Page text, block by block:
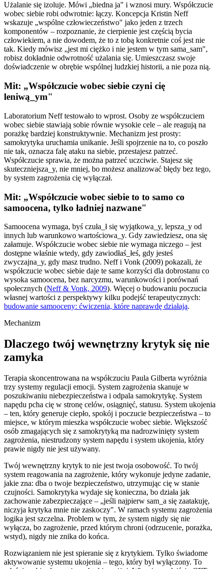
Użalanie się izoluje. Mówi „biedna ja" i wznosi mury. Współczucie
wobec siebie robi odwrotnie: łączy. Koncepcja Kristin Neff
wskazuje „wspólne człowieczeństwo" jako jeden z trzech
komponentów – rozpoznanie, że cierpienie jest częścią bycia
człowiekiem, a nie dowodem, że to z tobą konkretnie coś jest nie
tak. Kiedy mówisz „jest mi ciężko i nie jestem w tym sama_sam",
robisz dokładnie odwrotność użalania się. Umieszczasz swoje
doświadczenie w obrębie wspólnej ludzkiej historii, a nie poza nią.
Mit: „Współczucie wobec siebie czyni cię
leniwą_ym"
Laboratorium Neff testowało to wprost. Osoby ze współczuciem
wobec siebie stawiają sobie równie wysokie cele – ale reagują na
porażkę bardziej konstruktywnie. Mechanizm jest prosty:
samokrytyka uruchamia unikanie. Jeśli spojrzenie na to, co poszło
nie tak, oznacza falę ataku na siebie, przestajesz patrzeć.
Współczucie sprawia, że można patrzeć uczciwie. Stajesz się
skuteczniejsza_y, nie mniej, bo możesz analizować błędy bez tego,
by system zagrożenia cię wyłączał.
Mit: „Współczucie wobec siebie to to samo co
samoocena, tylko ładniej nazwane"
Samoocena wymaga, byś czuła_ł się wyjątkowa_y, lepsza_y od
innych lub warunkowo wartościowa_y. Gdy zawiedziesz, ona się
załamuje. Współczucie wobec siebie nie wymaga niczego – jest
dostępne właśnie wtedy, gdy zawiodłaś_łeś, gdy jesteś
zwyczajna_y, gdy masz trudno. Neff i Vonk (2009) pokazali, że
współczucie wobec siebie daje te same korzyści dla dobrostanu co
wysoka samoocena, bez narcyzmu, warunkowości i porównań
społecznych (Neff & Vonk, 2009). Więcej o budowaniu poczucia
własnej wartości z perspektywy kilku podejść terapeutycznych:
budowanie samooceny: ćwiczenia, które naprawdę działają.
Mechanizm
Dlaczego twój wewnętrzny krytyk się nie
zamyka
Terapia skoncentrowana na współczuciu Paula Gilberta wyróżnia
trzy systemy regulacji emocji. System zagrożenia skanuje w
poszukiwaniu niebezpieczeństwa i odpala samokrytykę. System
napędu pcha cię w stronę celów, osiągnięć, statusu. System ukojenia
– ten, który generuje ciepło, spokój i poczucie bezpieczeństwa – to
miejsce, w którym mieszka współczucie wobec siebie. Większość
osób zmagających się z samokrytyką ma nadrozwinięty system
zagrożenia, niestrudzony system napędu i system ukojenia, który
prawie nigdy nie jest używany.
Twój wewnętrzny krytyk to nie jest twoja osobowość. To twój
system reagowania na zagrożenie, który wykonuje jedyne zadanie,
jakie zna: dba o twoje bezpieczeństwo, utrzymując cię w stanie
czujności. Samokrytyka wydaje się konieczna, bo działa jak
zachowanie zabezpieczające – „jeśli najpierw sam_a się zaatakuję,
niczyja krytyka mnie nie zaskoczy". W ramach systemu zagrożenia
logika jest szczelna. Problem w tym, że system nigdy się nie
wyłącza, bo zagrożenie, przed którym chroni (odrzucenie, porażka,
wstyd), nigdy nie znika do końca.
Rozwiązaniem nie jest spieranie się z krytykiem. Tylko świadome
aktywowanie systemu ukojenia – tego, który był wyłączony. To